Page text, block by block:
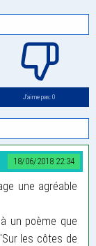
J’aime pas: 0
18/06/2018 22:34
une agréable
un poème que
les côtes de